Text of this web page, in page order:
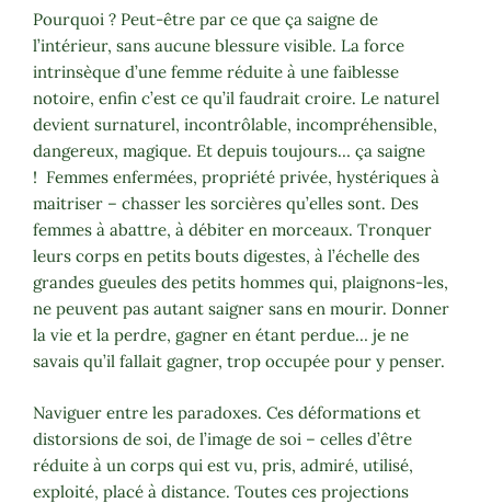
Pourquoi ? Peut-être par ce que ça saigne de
l’intérieur, sans aucune blessure visible. La force
intrinsèque d’une femme réduite à une faiblesse
notoire, enfin c’est ce qu’il faudrait croire. Le naturel
devient surnaturel, incontrôlable, incompréhensible,
dangereux, magique. Et depuis toujours… ça saigne
! Femmes enfermées, propriété privée, hystériques à
maitriser – chasser les sorcières qu’elles sont. Des
femmes à abattre, à débiter en morceaux. Tronquer
leurs corps en petits bouts digestes, à l’échelle des
grandes gueules des petits hommes qui, plaignons-les,
ne peuvent pas autant saigner sans en mourir. Donner
la vie et la perdre, gagner en étant perdue… je ne
savais qu’il fallait gagner, trop occupée pour y penser.
Naviguer entre les paradoxes. Ces déformations et
distorsions de soi, de l’image de soi – celles d’être
réduite à un corps qui est vu, pris, admiré, utilisé,
exploité, placé à distance. Toutes ces projections